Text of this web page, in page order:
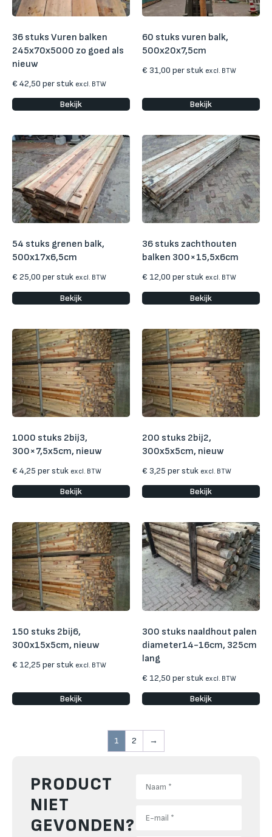
36 stuks Vuren balken
245x70x5000 zo goed als
nieuw
€ 42,50 per stuk excl. BTW
Bekijk
60 stuks vuren balk,
500x20x7,5cm
€ 31,00 per stuk excl. BTW
Bekijk
54 stuks grenen balk,
500x17x6,5cm
€ 25,00 per stuk excl. BTW
Bekijk
36 stuks zachthouten
balken 300×15,5x6cm
€ 12,00 per stuk excl. BTW
Bekijk
1000 stuks 2bij3,
300×7,5x5cm, nieuw
€ 4,25 per stuk excl. BTW
Bekijk
200 stuks 2bij2,
300x5x5cm, nieuw
€ 3,25 per stuk excl. BTW
Bekijk
150 stuks 2bij6,
300x15x5cm, nieuw
€ 12,25 per stuk excl. BTW
Bekijk
300 stuks naaldhout palen
diameter14-16cm, 325cm
lang
€ 12,50 per stuk excl. BTW
Bekijk
1 2 →
PRODUCT
NIET
GEVONDEN?